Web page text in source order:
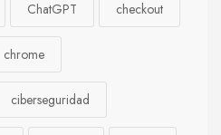
ChatGPT checkout
chrome
ciberseguridad